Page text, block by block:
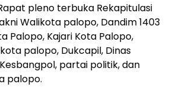
pleno terbuka Rekapitulasi
Walikota palopo, Dandim 1403
Palopo, Kajari Kota Palopo,
palopo, Dukcapil, Dinas
partai politik, dan
palopo.